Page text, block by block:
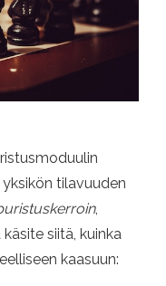
tilavuuden
,
siitä, kuinka
kaasuun: